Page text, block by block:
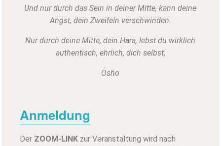
Und nur durch das Sein in deiner Mitte, kann deine
Angst, dein Zweifeln verschwinden.
Nur durch deine Mitte, dein Hara, lebst du wirklich
authentisch, ehrlich, dich selbst,
Osho
Anmeldung
Der ZOOM-LINKzur Veranstaltung wird nach